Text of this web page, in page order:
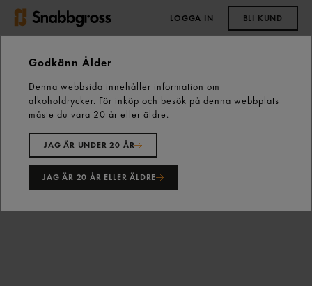
LOGGA IN BLI KUND
Start Vårt sortiment
Skafferiet
Saft, Sylt & Marmelad
Sylt Lingonsylt 5kg Gastrino
Godkänn Ålder
Denna webbsida innehåller information om
alkoholdrycker. För inköp och besök på denna webbplats
måste du vara 20 år eller äldre.
JAG ÄR UNDER 20 ÅR
JAG ÄR 20 ÅR ELLER ÄLDRE